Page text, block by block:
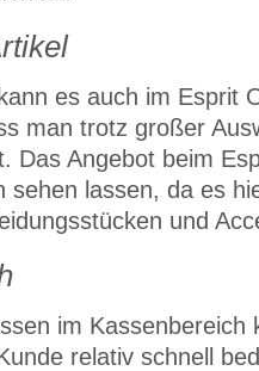
es auch im Esprit
man trotz großer
Das Angebot beim
sehen lassen, da es
und
im Kassenbereich
relativ schnell